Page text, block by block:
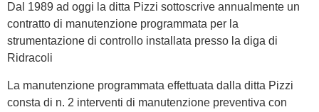
Dal 1989 ad oggi la ditta Pizzi sottoscrive annualmente un
contratto di manutenzione programmata per la
strumentazione di controllo installata presso la diga di
Ridracoli
La manutenzione programmata effettuata dalla ditta Pizzi
consta di n. 2 interventi di manutenzione preventiva con